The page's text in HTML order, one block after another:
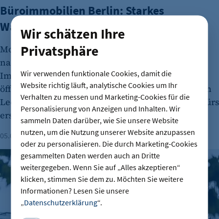
Wir schätzen Ihre
Privatsphäre
Wir verwenden funktionale Cookies, damit die
Website richtig läuft, analytische Cookies um Ihr
Verhalten zu messen und Marketing-Cookies für die
Personalisierung von Anzeigen und Inhalten. Wir
sammeln Daten darüber, wie Sie unsere Website
nutzen, um die Nutzung unserer Website anzupassen
oder zu personalisieren. Die durch Marketing-Cookies
gesammelten Daten werden auch an Dritte
weitergegeben. Wenn Sie auf „Alles akzeptieren“
klicken, stimmen Sie dem zu. Möchten Sie weitere
Informationen? Lesen Sie unsere
„Datenschutzerklärung“.
Büroimmobilien Berlin: Starkes
Wachstum im ersten Halbjahr 2026
Moderne Büroflächen werden in Berlin stark
nachgefragt. Aktuelle Zahlen vom
Immobilienmarkt widersprechen damit
öffentlichen Diskussionen über flächendeckenden
Leerstand bei Officegebäuden. Der CBRE-Report fürs
erste Halbjahr benennt dabei wichtige Faktoren.
05.08.2026 Lesezeit: 1 Minute
Berliner Immobilienmarkt 2025: Mehr Verkäufe und stabile